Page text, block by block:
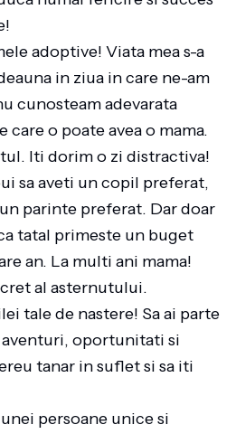
adoptive! Viata mea s-a
in ziua in care ne-am
cunosteam adevarata
care o poate avea o mama.
Iti dorim o zi distractiva!
sa aveti un copil preferat,
parinte preferat. Dar doar
tatal primeste un buget
an. La multi ani mama!
al asternutului.
tale de nastere! Sa ai parte
oportunitati si
tanar in suflet si sa iti
persoane unice si